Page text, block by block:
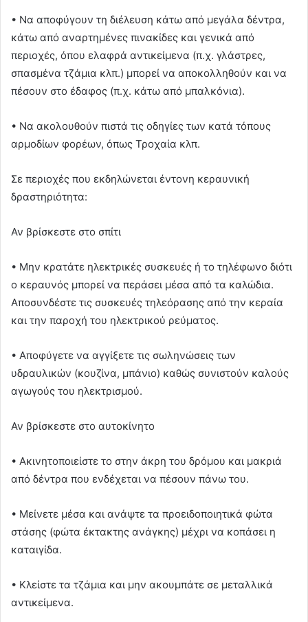
• Να αποφύγουν τη διέλευση κάτω από μεγάλα δέντρα,
κάτω από αναρτημένες πινακίδες και γενικά από
περιοχές, όπου ελαφρά αντικείμενα (π.χ. γλάστρες,
σπασμένα τζάμια κλπ.) μπορεί να αποκολληθούν και να
πέσουν στο έδαφος (π.χ. κάτω από μπαλκόνια).
• Να ακολουθούν πιστά τις οδηγίες των κατά τόπους
αρμοδίων φορέων, όπως Τροχαία κλπ.
Σε περιοχές που εκδηλώνεται έντονη κεραυνική
δραστηριότητα:
Αν βρίσκεστε στο σπίτι
• Μην κρατάτε ηλεκτρικές συσκευές ή το τηλέφωνο διότι
ο κεραυνός μπορεί να περάσει μέσα από τα καλώδια.
Αποσυνδέστε τις συσκευές τηλεόρασης από την κεραία
και την παροχή του ηλεκτρικού ρεύματος.
• Αποφύγετε να αγγίξετε τις σωληνώσεις των
υδραυλικών (κουζίνα, μπάνιο) καθώς συνιστούν καλούς
αγωγούς του ηλεκτρισμού.
Αν βρίσκεστε στο αυτοκίνητο
• Ακινητοποιείστε το στην άκρη του δρόμου και μακριά
από δέντρα που ενδέχεται να πέσουν πάνω του.
• Μείνετε μέσα και ανάψτε τα προειδοποιητικά φώτα
στάσης (φώτα έκτακτης ανάγκης) μέχρι να κοπάσει η
καταιγίδα.
• Κλείστε τα τζάμια και μην ακουμπάτε σε μεταλλικά
αντικείμενα.